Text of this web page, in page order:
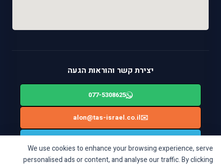
We use cookies to enhance your browsing experience, serve
personalised ads or content, and analyse our traffic. By clicking
יצירת קשר והוראות הגעה
077-5308625
✉️
alon@tas-israel.co.il